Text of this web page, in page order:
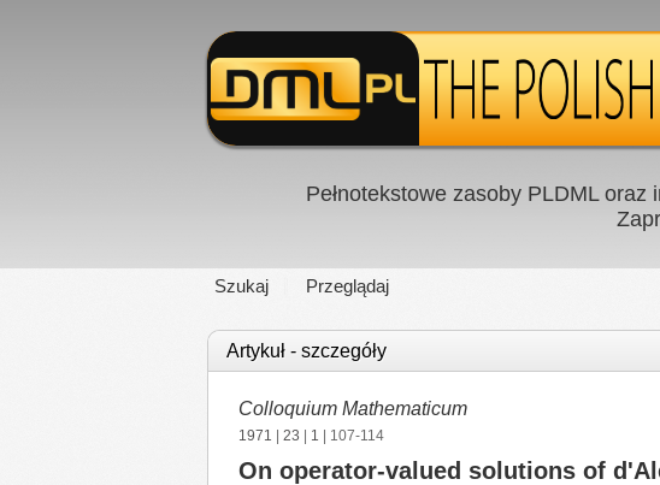
Pełnotekstowe zasoby PLDML
Szukaj Przeglądaj
Artykuł - szczegóły
Colloquium Mathematicum
1971 23 1 | 107-114
On operator-valued solutions of